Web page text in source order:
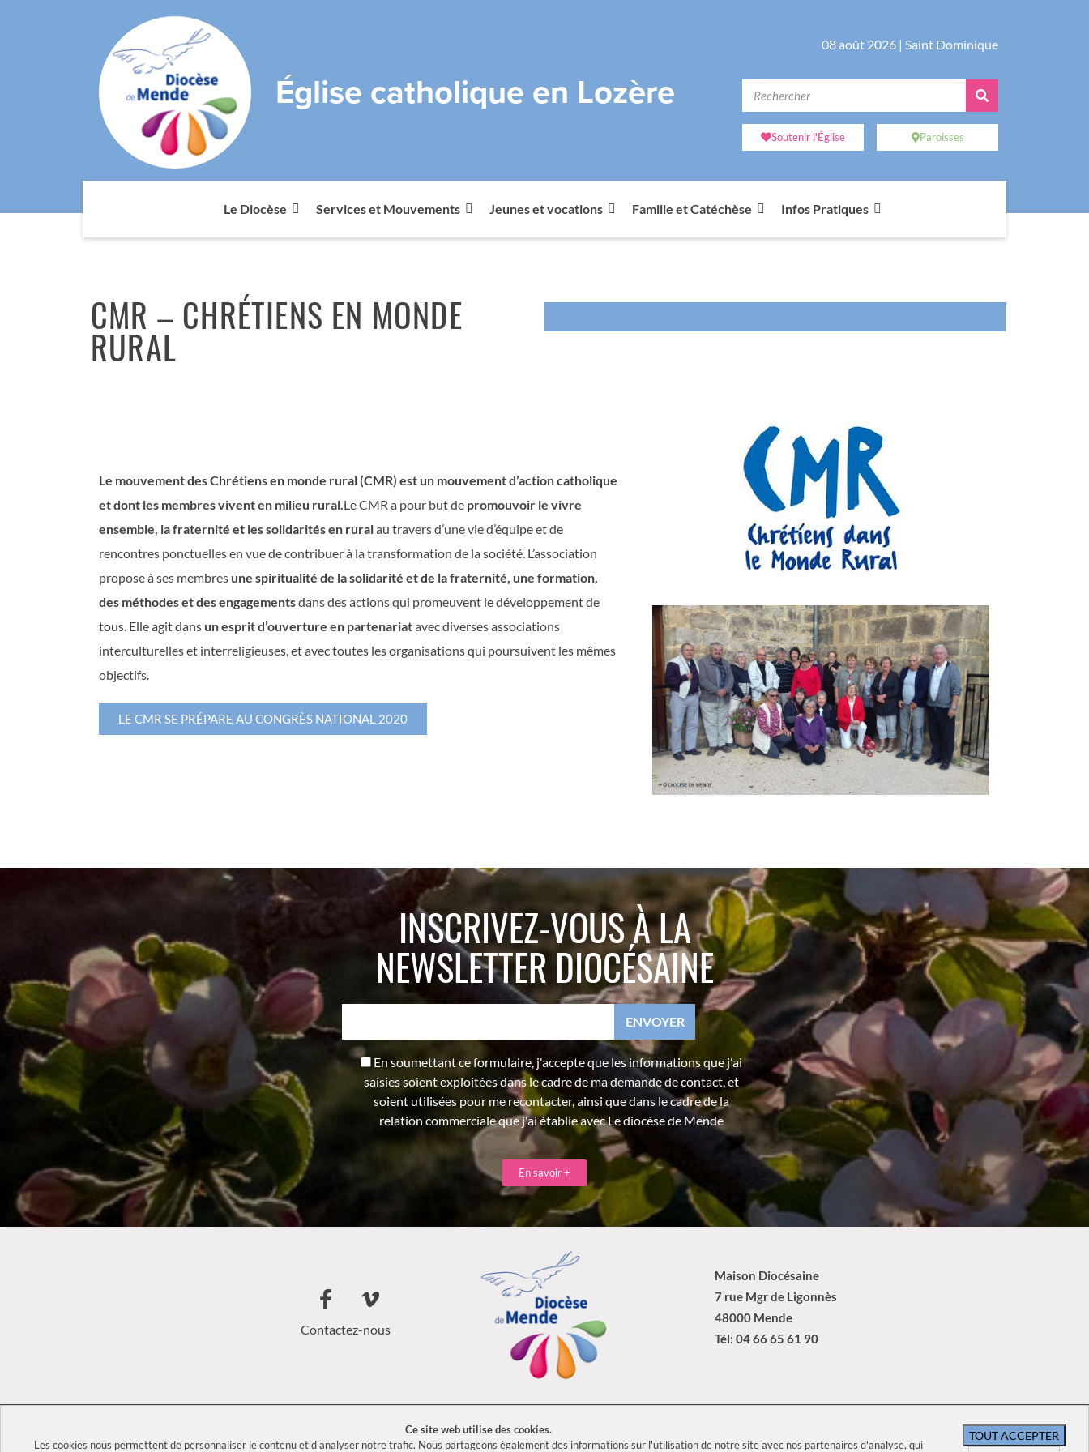
Église catholique en Lozère
08 août 2026 | Saint Dominique
Soutenir l'Église Paroisses
Le Diocèse Services et Mouvements Jeunes et vocations Famille et Catéchèse Infos Pratiques
CMR – CHRÉTIENS EN MONDE
RURAL
Le mouvement des Chrétiens en monde rural (CMR) est un mouvement d’action catholique
et dont les membres vivent en milieu rural. Le CMR a pour but de promouvoir le vivre
ensemble, la fraternité et les solidarités en ruralau travers d’une vie d’équipe et de
rencontres ponctuelles en vue de contribuer à la transformation de la société. L’association
propose à ses membres une spiritualité de la solidarité et de la fraternité, une formation,
des méthodes et des engagementsdans des actions qui promeuvent le développement de
tous. Elle agit dans un esprit d’ouverture en partenariatavec diverses associations
interculturelles et interreligieuses, et avec toutes les organisations qui poursuivent les mêmes
objectifs.
LE CMR SE PRÉPARE AU CONGRÈS NATIONAL 2020
INSCRIVEZ-VOUS À LA
NEWSLETTER DIOCÉSAINE
En soumettant ce formulaire, j'accepte que les informations que j'ai
saisies soient exploitées dans le cadre de ma demande de contact, et
soient utilisées pour me recontacter, ainsi que dans le cadre de la
relation commerciale que j'ai établie avec Le diocèse de Mende
En savoir +
Contactez-nous
Maison Diocésaine
7 rue Mgr de Ligonnès
48000 Mende
Tél: 04 66 65 61 90
Ce site web utilise des cookies.
Les cookies nous permettent de personnaliser le contenu et d'analyser notre trafic. Nous partageons également des informations sur l'utilisation de notre site avec nos partenaires d'analyse, qui
TOUT ACCEPTER